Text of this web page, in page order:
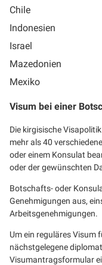
Chile
Indonesien
Israel
Mazedonien
Mexiko
Visum bei einer
Die kirgisische
mehr als 40
oder einem Konsulat
oder der gewünschten
Botschafts- oder
Genehmigungen aus,
Arbeitsgenehmigungen.
Um ein reguläres Visum
nächstgelegene
Visumantragsformular